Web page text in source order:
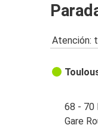
Atención:
68 - 70
Gare